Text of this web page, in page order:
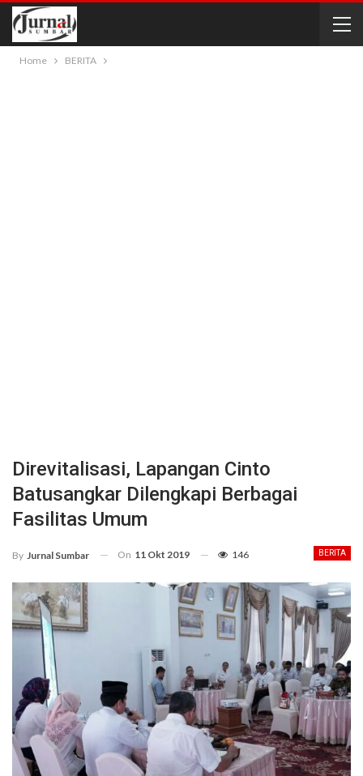
Home BERITA
Direvitalisasi, Lapangan Cinto
Batusangkar Dilengkapi Berbagai
Fasilitas Umum
BERITA
By Jurnal Sumbar On 11 Okt 2019 146